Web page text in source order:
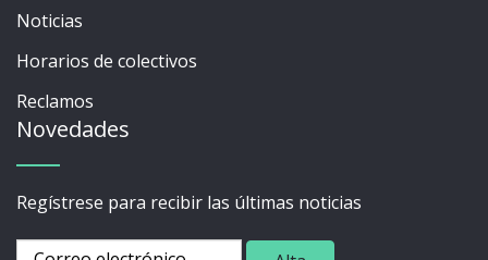
Noticias
Horarios de colectivos
Reclamos
Novedades
Regístrese para recibir las últimas noticias